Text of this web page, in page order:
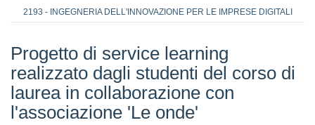
2193 - INGEGNERIA DELL'INNOVAZIONE PER LE IMPRESE DIGITALI
Progetto di service learning
realizzato dagli studenti del corso di
laurea in collaborazione con
l'associazione 'Le onde'